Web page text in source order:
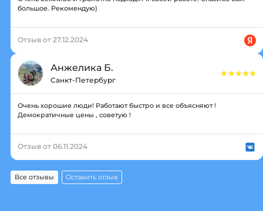
большое. Рекомендую)
Отзыв от 27.12.2024
Анжелика Б.
Санкт-Петербург
Очень хорошие люди! Работают быстро и все объясняют !
Демократичные цены , советую !
Отзыв от 06.11.2024
Все отзывы Оставить отзыв